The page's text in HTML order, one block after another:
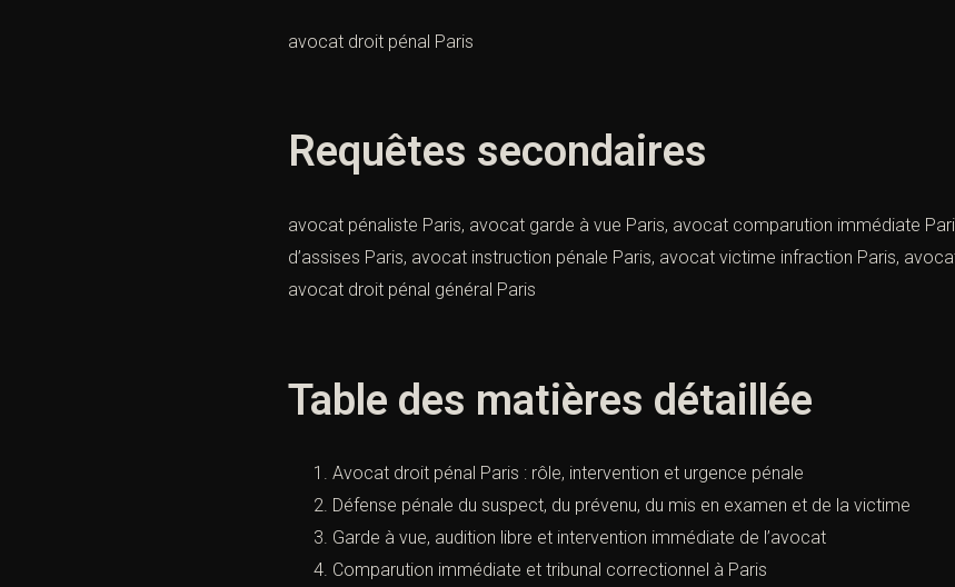
avocat droit pénal Paris
Requêtes secondaires
avocat pénaliste Paris, avocat garde à vue Paris, avocat comparution immédiate
d’assises Paris, avocat instruction pénale Paris, avocat victime infraction Paris,
avocat droit pénal général Paris
Table des matières détaillée
Avocat droit pénal Paris : rôle, intervention et urgence pénale
Défense pénale du suspect, du prévenu, du mis en examen et de la victime
Garde à vue, audition libre et intervention immédiate de l’avocat
Comparution immédiate et tribunal correctionnel à Paris